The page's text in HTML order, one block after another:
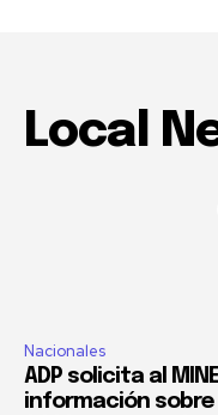
Local
Nacionales
ADP solicita al
información sobre